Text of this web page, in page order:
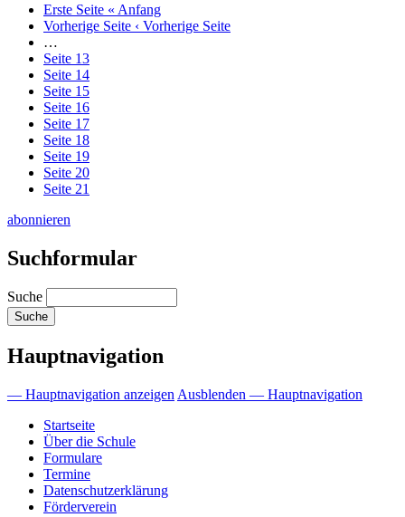
Erste Seite « Anfang
Vorherige Seite ‹ Vorherige Seite
…
Seite 13
Seite 14
Seite 15
Seite 16
Seite 17
Seite 18
Seite 19
Seite 20
Seite 21
abonnieren
Suchformular
Suche
Hauptnavigation
— Hauptnavigation anzeigen Ausblenden — Hauptnavigation
Startseite
Über die Schule
Formulare
Termine
Datenschutzerklärung
Förderverein